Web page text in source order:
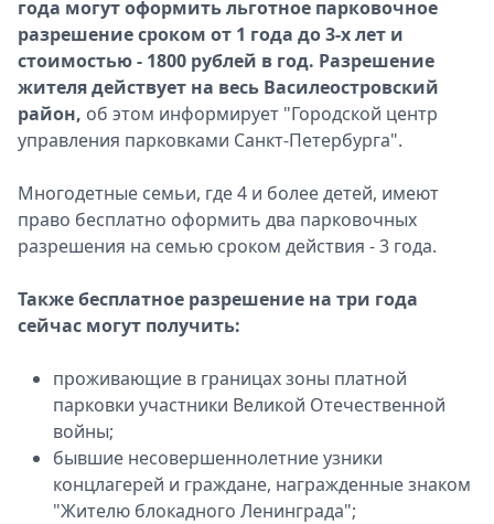
года могут оформить льготное парковочное
разрешение сроком от 1 года до 3-х лет и
стоимостью - 1800 рублей в год. Разрешение
жителя действует на весь Василеостровский
район, об этом информирует "Городской центр
управления парковками Санкт-Петербурга".
Многодетные семьи, где 4 и более детей, имеют
право бесплатно оформить два парковочных
разрешения на семью сроком действия - 3 года.
Также бесплатное разрешение на три года
сейчас могут получить:
проживающие в границах зоны платной
парковки участники Великой Отечественной
войны;
бывшие несовершеннолетние узники
концлагерей и граждане, награжденные знаком
"Жителю блокадного Ленинграда";